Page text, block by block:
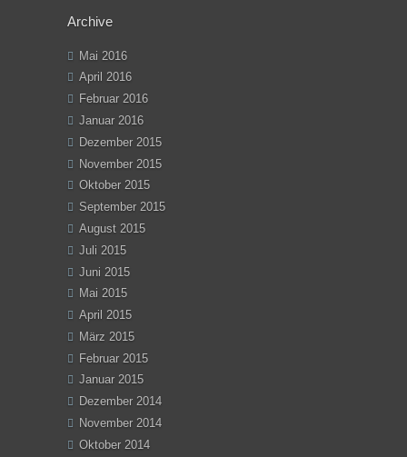
Archive
Mai 2016
April 2016
Februar 2016
Januar 2016
Dezember 2015
November 2015
Oktober 2015
September 2015
August 2015
Juli 2015
Juni 2015
Mai 2015
April 2015
März 2015
Februar 2015
Januar 2015
Dezember 2014
November 2014
Oktober 2014